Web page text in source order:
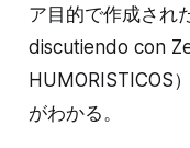
ア目的で作成され
discutiendo con
HUMORISTICOS
がわかる。